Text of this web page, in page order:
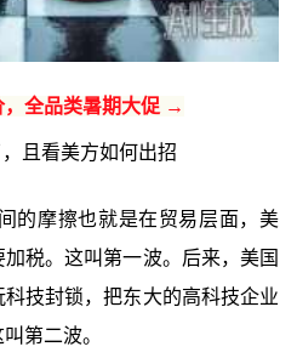
，全品类暑期大促 →
且看美方如何出招
的摩擦也就是在贸易层面，美
税。这叫第一波。后来，美国
技封锁，把东大的高科技企业
第二波。